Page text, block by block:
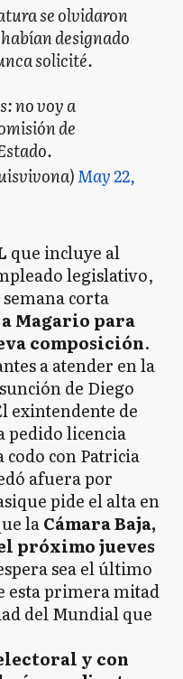
se olvidaron
designado
solicité.
no voy a
de
May 22,
que incluye al
legislativo,
corta
Magario para
composición.
a atender en la
de Diego
exintendente de
pedido licencia
codo con Patricia
afuera por
pide el alta en
laCámara Baja,
próximo jueves
sea el último
esta primera mitad
del Mundial que
y con